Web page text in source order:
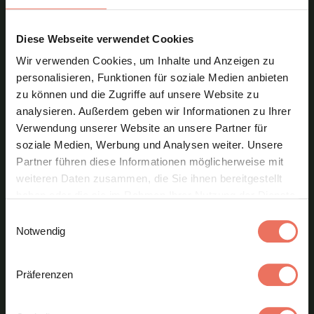
Diese Webseite verwendet Cookies
Wir verwenden Cookies, um Inhalte und Anzeigen zu
personalisieren, Funktionen für soziale Medien anbieten
zu können und die Zugriffe auf unsere Website zu
analysieren. Außerdem geben wir Informationen zu Ihrer
Verwendung unserer Website an unsere Partner für
soziale Medien, Werbung und Analysen weiter. Unsere
Partner führen diese Informationen möglicherweise mit
weiteren Daten zusammen, die Sie ihnen bereitgestellt
Cookies, wenn Sie unsere Webseite weiterhin nutzen.
Notwendig
Präferenzen
Großraum Straubing ist – das
sah man dem Unternehmen
optisch nicht an. Weder analog
noch digital. Nach mehr als drei
Jahrzehnten war alles doch ein
bisschen angestaubt und
ziemlich weit weg von der
täglichen Arbeit an den Tag legt.
Ein komplettes Redesign musste